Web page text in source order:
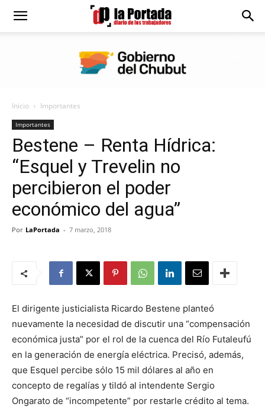
Diario
Portada
Inicio Importantes
Importantes
Bestene – Renta Hídrica:
“Esquel y Trevelin no
percibieron el poder
económico del agua”
Por LaPortada - 7 marzo, 2018
El dirigente justicialista Ricardo Bestene planteó
nuevamente la necesidad de discutir una “compensación
económica justa” por el rol de la cuenca del Río Futaleufú
en la generación de energía eléctrica. Precisó, además,
que Esquel percibe sólo 15 mil dólares al año en
concepto de regalías y tildó al intendente Sergio
Ongarato de “incompetente” por restarle crédito al tema.